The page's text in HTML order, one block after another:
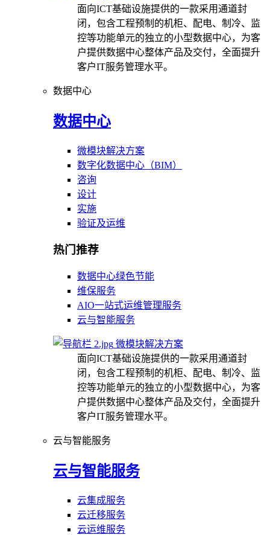
面向ICT基础设施提供的一款采用通道封
闭，包含工程预制的机柜、配电、制冷、监
控等功能单元的独立的小型数据中心，为客
户提供数据中心整体产品及交付，全面提升
客户IT服务管理水平。
数据中心
数据中心
微模块解决方案
数字化数据中心（BIM）
咨询
设计
实施
验证及运维
热门推荐
数据中心绿色节能
维保服务
AIO一站式运维管理服务
云与智能服务
微模块解决方案
面向ICT基础设施提供的一款采用通道封
闭，包含工程预制的机柜、配电、制冷、监
控等功能单元的独立的小型数据中心，为客
户提供数据中心整体产品及交付，全面提升
客户IT服务管理水平。
云与智能服务
云与智能服务
云集成服务
云迁移服务
云运维服务